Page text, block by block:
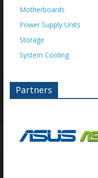
Motherboards
Power Supply Units
Storage
System Cooling
Partners